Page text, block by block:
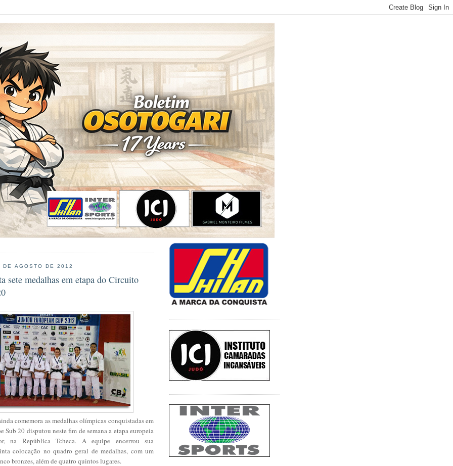
DE AGOSTO DE 2012
sete medalhas em etapa do Circuito
comemora as medalhas olímpicas conquistadas em
Sub 20 disputou neste fim de semana a etapa europeia
na República Tcheca. A equipe encerrou sua
colocação no quadro geral de medalhas, com um
bronzes, além de quatro quintos lugares.